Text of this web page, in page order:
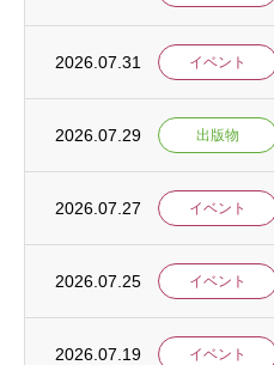
2026.07.31 イベント
2026.07.29 出版物
2026.07.27 イベント
2026.07.25 イベント
2026.07.19 イベント